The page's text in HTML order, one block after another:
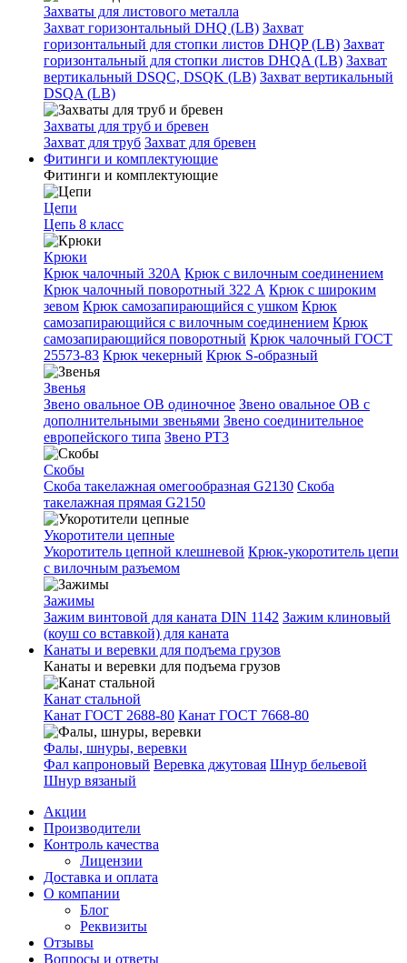
Захваты для листового металла
Захват горизонтальный DHQ (LB) Захват
горизонтальный для стопки листов DHQP (LB) Захват
горизонтальный для стопки листов DHQA (LB) Захват
вертикальный DSQC, DSQK (LB) Захват вертикальный
DSQA (LB)
Захваты для труб и бревен
Захват для труб Захват для бревен
Фитинги и комплектующие
Фитинги и комплектующие
Цепи
Цепь 8 класс
Крюки
Крюк чалочный 320А Крюк с вилочным соединением
Крюк чалочный поворотный 322 А Крюк с широким
зевом Крюк самозапирающийся с ушком Крюк
самозапирающийся с вилочным соединением Крюк
самозапирающийся поворотный Крюк чалочный ГОСТ
25573-83 Крюк чекерный Крюк S-образный
Звенья
Звено овальное OB одиночное Звено овальное ОВ с
дополнительными звеньями Звено соединительное
европейского типа Звено РТ3
Скобы
Скоба такелажная омегообразная G2130 Скоба
такелажная прямая G2150
Укоротители цепные
Укоротитель цепной клешневой Крюк-укоротитель цепи
с вилочным разъемом
Зажимы
Зажим винтовой для каната DIN 1142 Зажим клиновый
(коуш со вставкой) для каната
Канаты и веревки для подъема грузов
Канаты и веревки для подъема грузов
Канат стальной
Канат ГОСТ 2688-80 Канат ГОСТ 7668-80
Фалы, шнуры, веревки
Фал капроновый Веревка джутовая Шнур бельевой
Шнур вязаный
Акции
Производители
Контроль качества
Лицензии
Доставка и оплата
О компании
Блог
Реквизиты
Отзывы
Вопросы и ответы